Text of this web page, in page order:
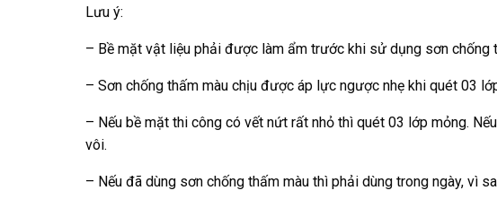
Lưu ý:
– Bề mặt vật liệu phải được làm ẩm trước khi sử dụng sơn chống
– Sơn chống thấm màu chịu được áp lực ngược nhẹ khi quét 03
– Nếu bề mặt thi công có vết nứt rất nhỏ thì quét 03 lớp mỏng.
vôi.
– Nếu đã dùng sơn chống thấm màu thì phải dùng trong ngày, vì